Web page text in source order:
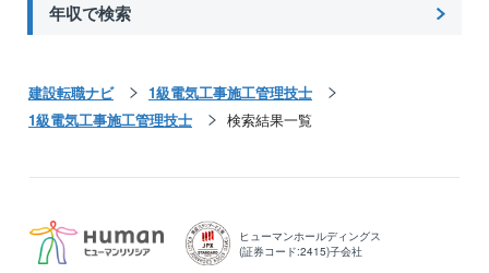
年収で検索
建設転職ナビ
1級電気工事施工管理技士
1級電気工事施工管理技士
検索結果一覧
ヒューマンホールディングス
(証券コード:2415)子会社